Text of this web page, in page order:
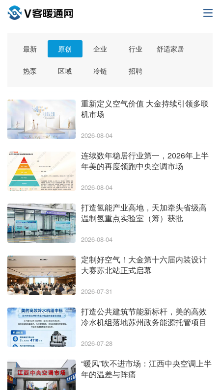
最新 原创 企业 行业 舒适家居
热泵 区域 冷链 招聘
重新定义空气价值 大金持续引领多联
机市场
2026-08-04
连续数年稳居行业第一，2026年上半
年美的再度领跑中央空调市场
2026-08-04
打造氢能产业高地，天加牵头省级高
温制氢重点实验室（筹）获批
2026-08-04
定制好空气！大金第十六届内装设计
大赛苏北站正式启幕
2026-07-31
打造公共建筑节能新标杆，美的高效
冷水机组落地苏州政务能源托管项目
2026-07-28
“暖风”吹不进市场：江西中央空调上半
年的温差与阵痛